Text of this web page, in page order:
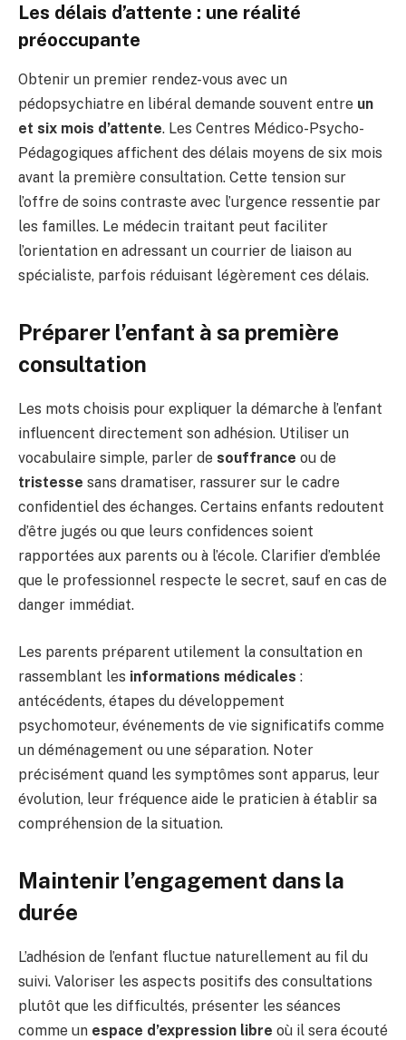
Les délais d’attente : une réalité
préoccupante
Obtenir un premier rendez-vous avec un
pédopsychiatre en libéral demande souvent entre un
et six mois d’attente. Les Centres Médico-Psycho-
Pédagogiques affichent des délais moyens de six mois
avant la première consultation. Cette tension sur
l’offre de soins contraste avec l’urgence ressentie par
les familles. Le médecin traitant peut faciliter
l’orientation en adressant un courrier de liaison au
spécialiste, parfois réduisant légèrement ces délais.
Préparer l’enfant à sa première
consultation
Les mots choisis pour expliquer la démarche à l’enfant
influencent directement son adhésion. Utiliser un
vocabulaire simple, parler de souffrance ou de
tristesse sans dramatiser, rassurer sur le cadre
confidentiel des échanges. Certains enfants redoutent
d’être jugés ou que leurs confidences soient
rapportées aux parents ou à l’école. Clarifier d’emblée
que le professionnel respecte le secret, sauf en cas de
danger immédiat.
Les parents préparent utilement la consultation en
rassemblant les informations médicales :
antécédents, étapes du développement
psychomoteur, événements de vie significatifs comme
un déménagement ou une séparation. Noter
précisément quand les symptômes sont apparus, leur
évolution, leur fréquence aide le praticien à établir sa
compréhension de la situation.
Maintenir l’engagement dans la
durée
L’adhésion de l’enfant fluctue naturellement au fil du
suivi. Valoriser les aspects positifs des consultations
plutôt que les difficultés, présenter les séances
comme un espace d’expression libre où il sera écouté